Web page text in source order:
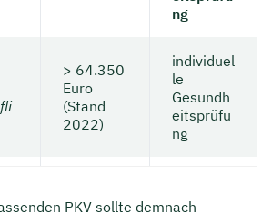
ng
> 64.350
Euro
(Stand
2022)
individuel
le
Gesundh
eitsprüfu
ng
PKV sollte demnach